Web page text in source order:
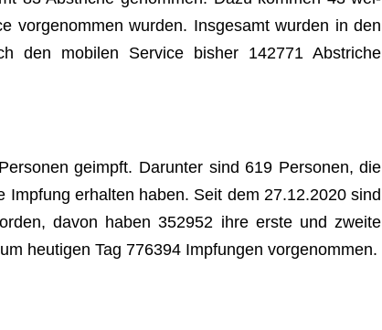
vor­ge­nom­men wur­den. Ins­ge­samt wur­den in den
den mobi­len Ser­vice bis­her 142771 Abstri­che
geimpft. Dar­un­ter sind 619 Per­so­nen, die
erhal­ten haben. Seit dem 27.12.2020 sind
davon haben 352952 ihre erste und zweite
heu­ti­gen Tag 776394 Imp­fun­gen vorgenommen.